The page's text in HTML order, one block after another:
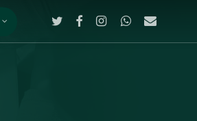
twitterfacebook
instagram
whatsapp
email
Cart